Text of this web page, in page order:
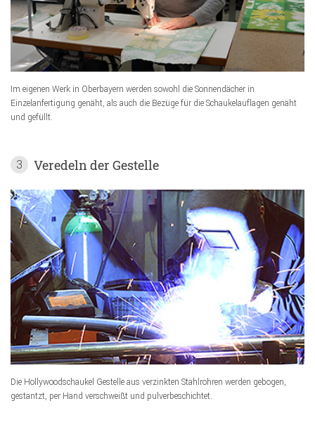
Im eigenen Werk in Oberbayern werden sowohl die Sonnendächer in
Einzelanfertigung genäht, als auch die Bezüge für die Schaukelauflagen genäht
und gefüllt.
3 Veredeln der Gestelle
Die Hollywoodschaukel Gestelle aus verzinkten Stahlrohren werden gebogen,
gestantzt, per Hand verschweißt und pulverbeschichtet.